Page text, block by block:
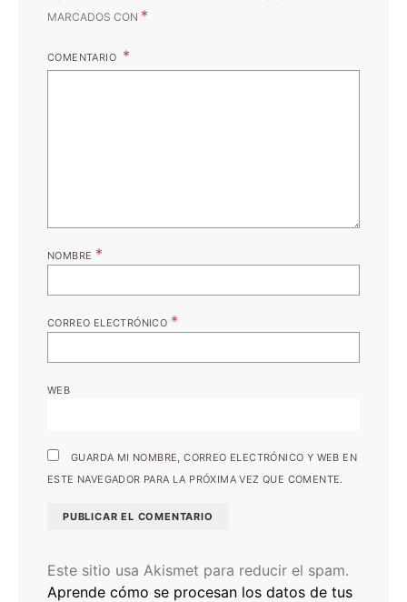
MARCADOS CON *
COMENTARIO
NOMBRE *
CORREO ELECTRÓNICO *
WEB
GUARDA MI NOMBRE, CORREO ELECTRÓNICO Y WEB EN
ESTE NAVEGADOR PARA LA PRÓXIMA VEZ QUE COMENTE.
Este sitio usa Akismet para reducir el spam.
Aprende cómo se procesan los datos de tus